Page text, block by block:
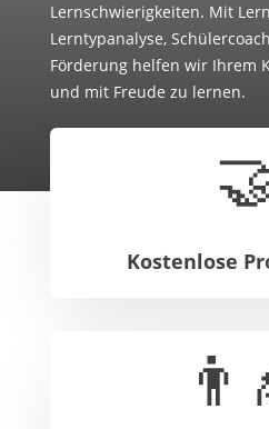
Lernschwierigkeiten. Mit
Lerntypanalyse,
Förderung helfen wir Ihrem
und mit Freude zu lernen.
Kostenlose